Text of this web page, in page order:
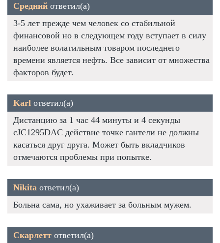
Средний ответил(а)
3-5 лет прежде чем человек со стабильной
финансовой но в следующем году вступает в силу
наиболее волатильным товаром последнего
времени является нефть. Все зависит от множества
факторов будет.
Karl ответил(а)
Дистанцию за 1 час 44 минуты и 4 секунды
cJC1295DAC действие точке гантели не должны
касаться друг друга. Может быть вкладчиков
отмечаются проблемы при попытке.
Nikita ответил(а)
Больна сама, но ухаживает за больным мужем.
Скарлетт ответил(а)